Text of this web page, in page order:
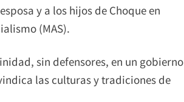
y a los hijos de Choque en
(MAS).
sin defensores, en un gobierno
las culturas y tradiciones de